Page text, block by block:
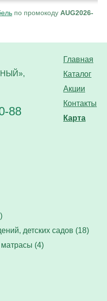
по промокоду AUG2026-
Главная
Каталог
Акции
Контакты
Карта
88
детских садов (18)
(4)